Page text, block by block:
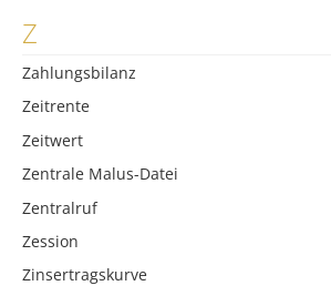
Z
Zahlungsbilanz
Zeitrente
Zeitwert
Zentrale Malus-Datei
Zentralruf
Zession
Zinsertragskurve